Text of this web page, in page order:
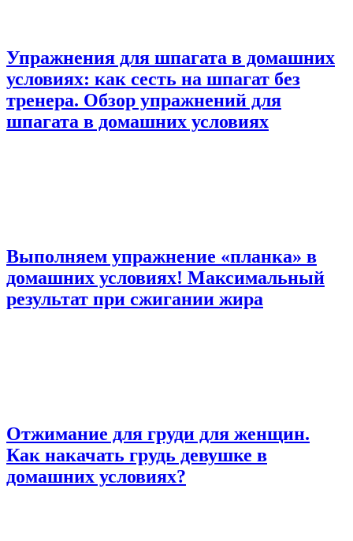
Упражнения для шпагата в домашних
условиях: как сесть на шпагат без
тренера. Обзор упражнений для
шпагата в домашних условиях
Выполняем упражнение «планка» в
домашних условиях! Максимальный
результат при сжигании жира
Отжимание для груди для женщин.
Как накачать грудь девушке в
домашних условиях?